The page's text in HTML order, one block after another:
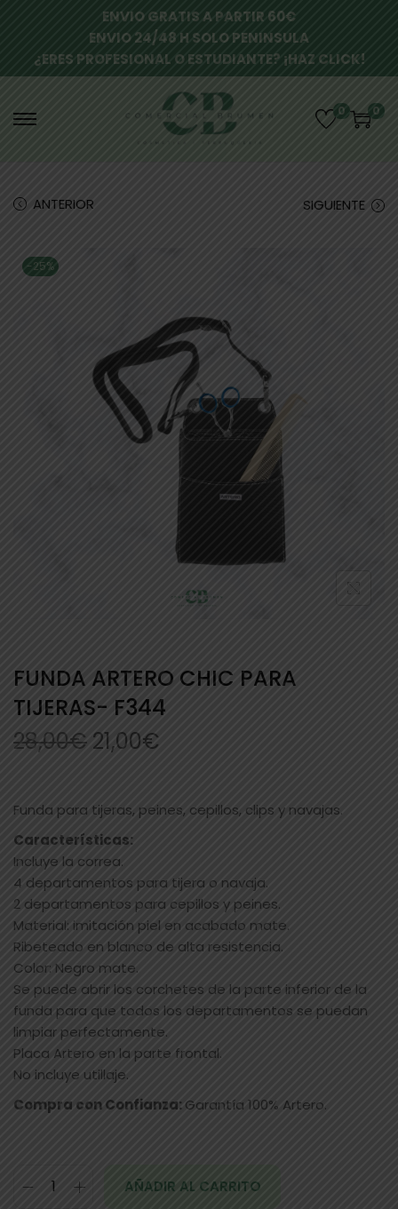
ENVIO GRATIS A PARTIR 60€
ENVIO 24/48 H SOLO PENINSULA
¿ERES PROFESIONAL O ESTUDIANTE? ¡HAZ CLICK!
0 0
ANTERIOR SIGUIENTE
-25%
FUNDA ARTERO CHIC PARA
TIJERAS- F344
28,00€ 21,00€
Funda para tijeras, peines, cepillos, clips y navajas.
Características:
Incluye la correa.
4 departamentos para tijera o navaja.
2 departamentos para cepillos y peines.
Material: imitación piel en acabado mate.
Ribeteado en blanco de alta resistencia.
Color: Negro mate.
Se puede abrir los corchetes de la parte inferior de la
funda para que todos los departamentos se puedan
limpiar perfectamente.
Placa Artero en la parte frontal.
No incluye utillaje.
Compra con Confianza:Garantía 100% Artero.
AÑADIR AL CARRITO